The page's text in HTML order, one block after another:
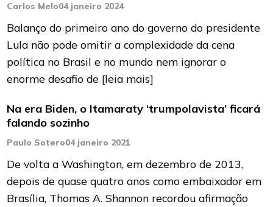
Carlos Melo04 janeiro 2024
Balanço do primeiro ano do governo do presidente
Lula não pode omitir a complexidade da cena
política no Brasil e no mundo nem ignorar o
enorme desafio de [leia mais]
Na era Biden, o Itamaraty ‘trumpolavista’ ficará
falando sozinho
Paulo Sotero04 janeiro 2021
De volta a Washington, em dezembro de 2013,
depois de quase quatro anos como embaixador em
Brasília, Thomas A. Shannon recordou afirmação